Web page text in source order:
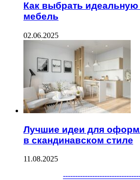
Как выбрать
мебель
02.06.2025
Лучшие идеи для
в скандинавском стиле
11.08.2025